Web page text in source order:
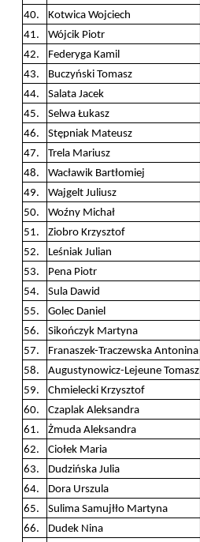
40.
Kotwica Wojciech
41.
Wójcik Piotr
42.
Federyga Kamil
43.
Buczyński Tomasz
44.
Salata Jacek
45.
Selwa Łukasz
46.
Stępniak Mateusz
47.
Trela Mariusz
48.
Wacławik Bartłomiej
49.
Wajgelt Juliusz
50.
Woźny Michał
51.
Ziobro Krzysztof
52.
Leśniak Julian
53.
Pena Piotr
54.
Sula Dawid
55.
Golec Daniel
56.
Sikończyk Martyna
57.
Franaszek-Traczewska Antonina
58.
Augustynowicz-Lejeune Tomasz
59.
Chmielecki Krzysztof
60.
Czaplak Aleksandra
61.
Żmuda Aleksandra
62.
Ciołek Maria
63.
Dudzińska Julia
64.
Dora Urszula
65.
Sulima Samujłło Martyna
66.
Dudek Nina